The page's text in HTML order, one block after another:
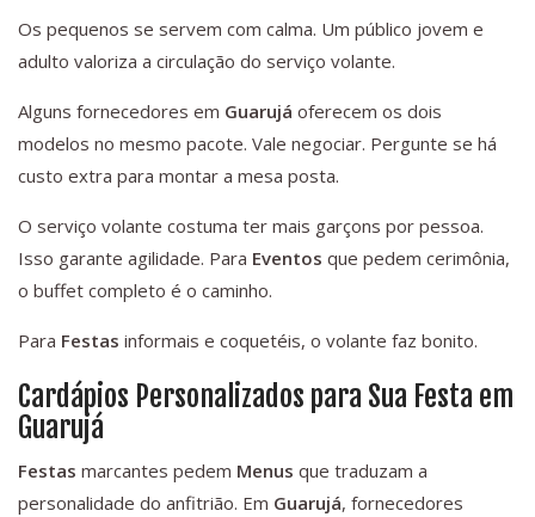
Os pequenos se servem com calma. Um público jovem e
adulto valoriza a circulação do serviço volante.
Alguns fornecedores em Guarujá oferecem os dois
modelos no mesmo pacote. Vale negociar. Pergunte se há
custo extra para montar a mesa posta.
O serviço volante costuma ter mais garçons por pessoa.
Isso garante agilidade. Para Eventos que pedem cerimônia,
o buffet completo é o caminho.
Para Festas informais e coquetéis, o volante faz bonito.
Cardápios Personalizados para Sua Festa em
Guarujá
Festas marcantes pedem Menus que traduzam a
personalidade do anfitrião. Em Guarujá, fornecedores